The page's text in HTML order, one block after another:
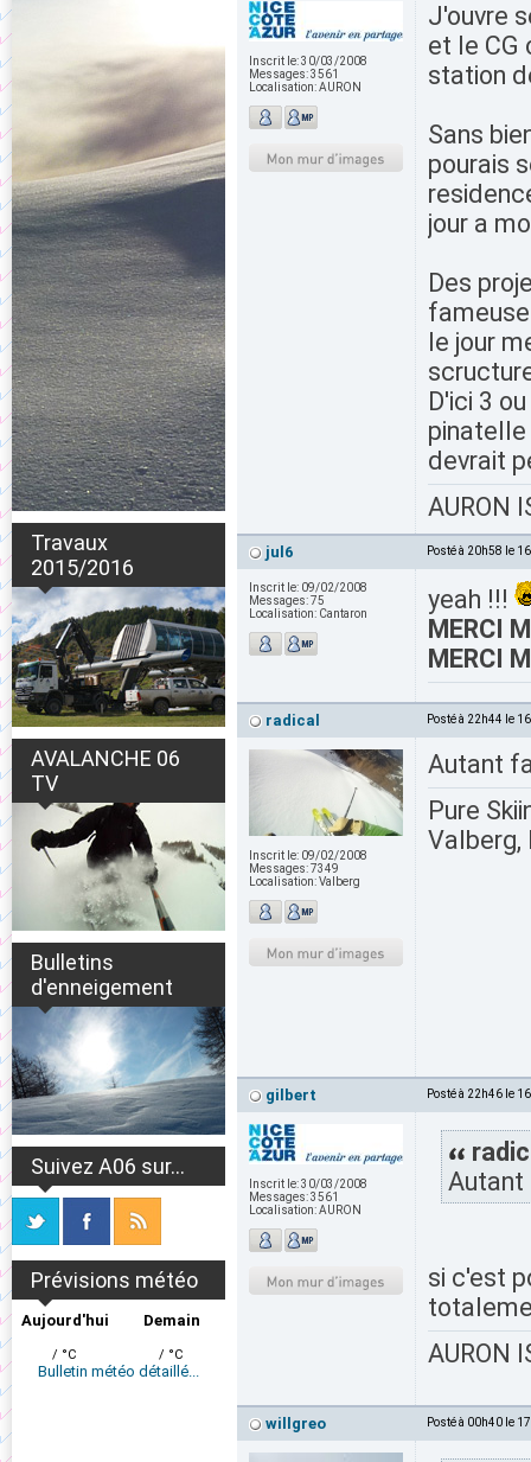
Travaux
2015/2016
AVALANCHE 06
TV
Bulletins
d'enneigement
Suivez A06 sur...
Prévisions météo
Aujourd'hui
/ °C
Demain
/ °C
Bulletin météo détaillé...
Inscrit le:30/03/2008
Messages:3561
Localisation:AURON
J'ouvre
et le CG
station
Sans
pourais
jour a
Des
le jour
D'ici 3
devrait
AURON
jul6 Posté à 20h58 le
Inscrit le: 09/02/2008
Messages:75
Localisation: Cantaron
yeah !!!
MERCI
MERCI
radical Posté à 22h44 le
Inscrit le: 09/02/2008
Messages:7349
Localisation:Valberg
Autant
Pure
Valberg,
gilbert Posté à 22h46 le
Inscrit le:30/03/2008
Messages:3561
Localisation:AURON
Autant
si c'est
AURON
willgreo Posté à 00h40 le